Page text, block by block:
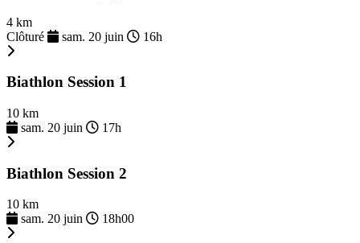
4 km
Clôturé
sam. 20 juin 16h
Biathlon Session 1
10 km
sam. 20 juin
17h
Biathlon Session 2
10 km
sam. 20 juin
18h00